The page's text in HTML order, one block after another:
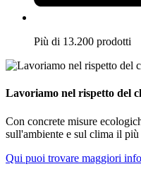
Più di 13.200 prodotti
Lavoriamo nel rispetto del
Con concrete misure
sull'ambiente e sul clima il più
Qui puoi trovare maggiori